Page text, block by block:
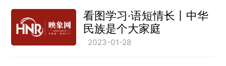
看图学习·语短情长丨中华
民族是个大家庭
2023-01-28